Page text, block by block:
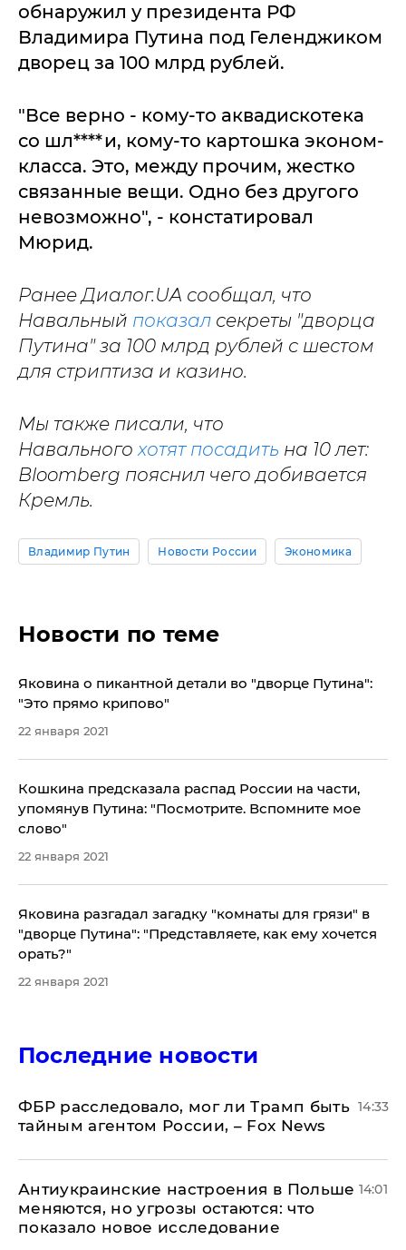
обнаружил у президента РФ
Владимира Путина под Геленджиком
дворец за 100 млрд рублей.
"Все верно - кому-то аквадискотека
со шл****и, кому-то картошка эконом-
класса. Это, между прочим, жестко
связанные вещи. Одно без другого
невозможно", - констатировал
Мюрид.
Ранее Диалог.UA сообщал, что
Навальный показал секреты "дворца
Путина" за 100 млрд рублей с шестом
для стриптиза и казино.
Мы также писали, что
Навальногохотят посадить на 10 лет:
Bloomberg пояснил чего добивается
Кремль.
Владимир Путин Новости России Экономика
Новости по теме
Яковина о пикантной детали во "дворце Путина":
"Это прямо крипово"
22 января 2021
Кошкина предсказала распад России на части,
упомянув Путина: "Посмотрите. Вспомните мое
слово"
22 января 2021
Яковина разгадал загадку "комнаты для грязи" в
"дворце Путина": "Представляете, как ему хочется
орать?"
22 января 2021
Последние новости
ФБР расследовало, мог ли Трамп быть
тайным агентом России, – Fox News
14:33
Антиукраинские настроения в Польше
меняются, но угрозы остаются: что
показало новое исследование
14:01